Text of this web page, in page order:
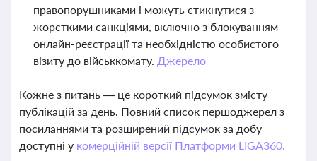
правопорушниками і можуть стикнутися з
жорсткими санкціями, включно з блокуванням
онлайн-реєстрації та необхідністю особистого
візиту до військкомату. Джерело
Кожне з питань — це короткий підсумок змісту
публікацій за день. Повний список першоджерел з
посиланнями та розширений підсумок за добу
доступні у комерційній версії Платформи LIGA360.